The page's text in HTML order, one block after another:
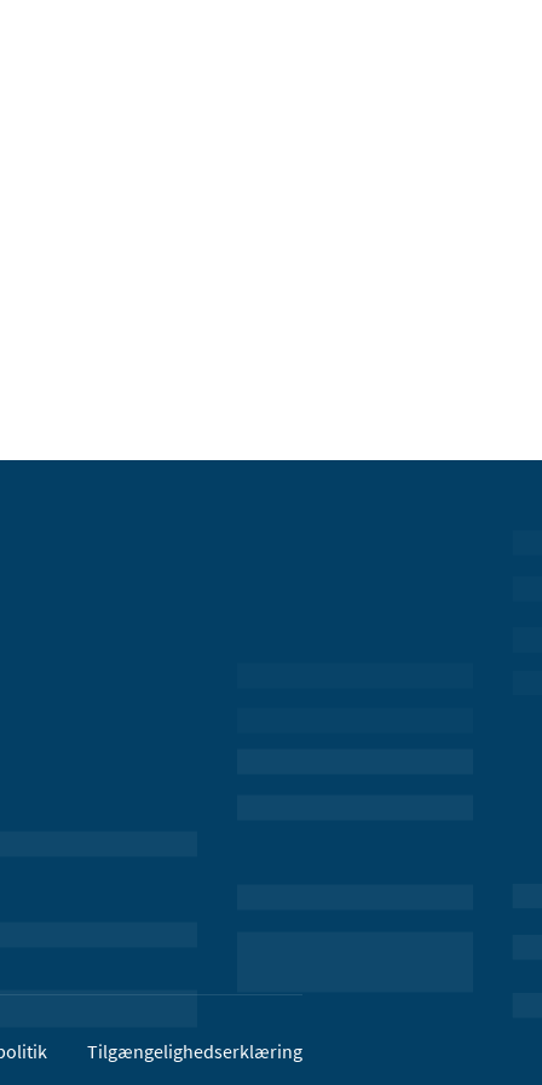
Tilgængelighedserklæring